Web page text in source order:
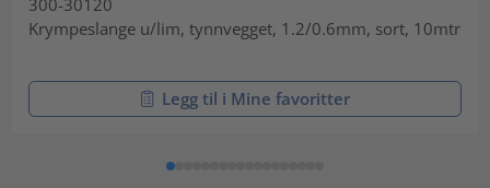
300-30120
Krympeslange u/lim, tynnvegget, 1.2/0.6mm, sort, 10mtr
Legg til i Mine favoritter